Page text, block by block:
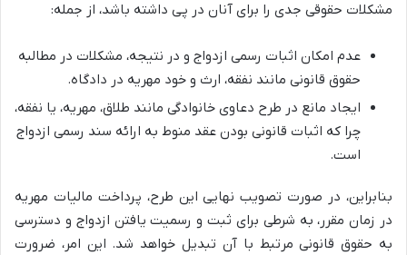
مشکلات حقوقی جدی را برای آنان در پی داشته باشد، از جمله:
عدم امکان اثبات رسمی ازدواج و در نتیجه، مشکلات در مطالبه
حقوق قانونی مانند نفقه، ارث و خود مهریه در دادگاه.
ایجاد مانع در طرح دعاوی خانوادگی مانند طلاق، مهریه، یا نفقه،
چرا که اثبات قانونی بودن عقد منوط به ارائه سند رسمی ازدواج
است.
بنابراین، در صورت تصویب نهایی این طرح، پرداخت مالیات مهریه
در زمان مقرر، به شرطی برای ثبت و رسمیت یافتن ازدواج و دسترسی
به حقوق قانونی مرتبط با آن تبدیل خواهد شد. این امر، ضرورت